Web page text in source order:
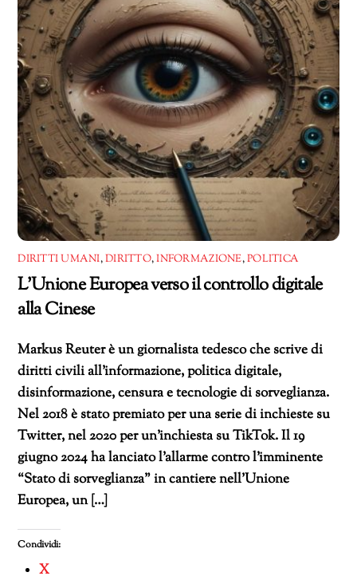
DIRITTI UMANI,DIRITTO,INFORMAZIONE,POLITICA
L’Unione Europea verso il controllo digitale
alla Cinese
Markus Reuter è un giornalista tedesco che scrive di
diritti civili all’informazione, politica digitale,
disinformazione, censura e tecnologie di sorveglianza.
Nel 2018 è stato premiato per una serie di inchieste su
Twitter, nel 2020 per un’inchiesta su TikTok. Il 19
giugno 2024 ha lanciato l’allarme contro l’imminente
“Stato di sorveglianza” in cantiere nell’Unione
Europea, un […]
Condividi:
X